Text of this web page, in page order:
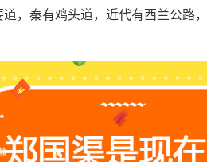
，秦有鸡头道，近代有西兰公路